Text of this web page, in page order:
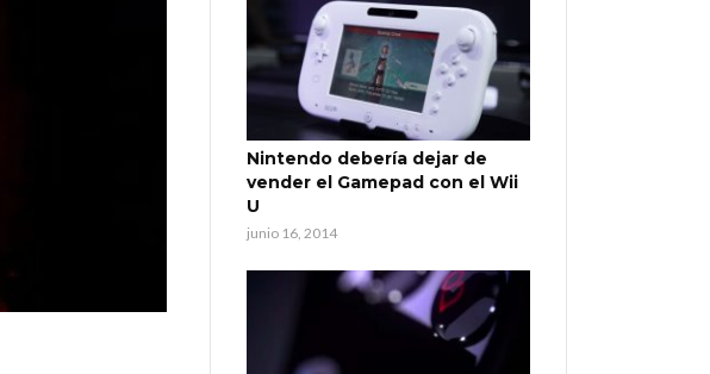
Nintendo debería dejar de
vender el Gamepad con el Wii
U
junio 16, 2014